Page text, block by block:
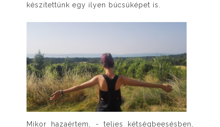
készítettünk egy ilyen búcsúképet is.
Mikor hazaértem, - teljes kétségbeesésben,